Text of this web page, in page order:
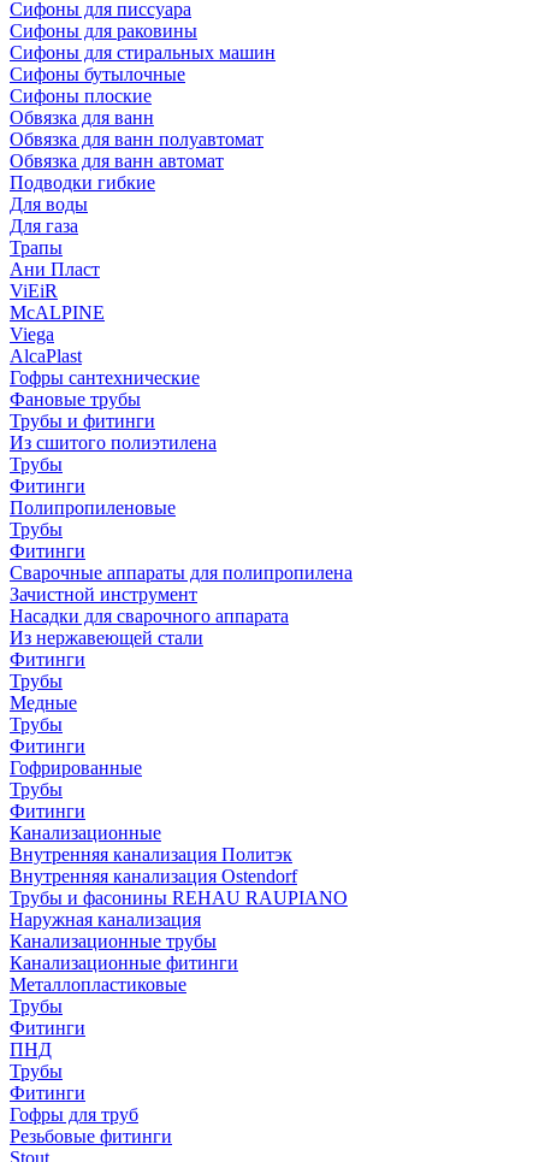
Сифoны для писсуара
Сифоны для раковины
Сифоны для стиральных машин
Сифоны бутылочные
Сифоны плоские
Обвязка для ванн
Обвязка для ванн полуавтомат
Обвязка для ванн автомат
Подводки гибкие
Для воды
Для газа
Трапы
Ани Пласт
ViEiR
McALPINE
Viega
AlcaPlast
Гофры сантехнические
Фановые трубы
Трубы и фитинги
Из сшитого полиэтилена
Трубы
Фитинги
Полипропиленовые
Трубы
Фитинги
Сварочные аппараты для полипропилена
Зачистной инструмент
Насадки для сварочного аппарата
Из нержавеющей стали
Фитинги
Трубы
Медные
Трубы
Фитинги
Гофрированные
Трубы
Фитинги
Канализационные
Внутренняя канализация Политэк
Внутренняя канализация Ostendorf
Трубы и фасонины REHAU RAUPIANO
Наружная канализация
Канализационные трубы
Канализационные фитинги
Металлопластиковые
Трубы
Фитинги
ПНД
Трубы
Фитинги
Гофры для труб
Резьбовые фитинги
Stout